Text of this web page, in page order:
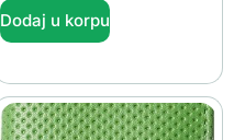
Dodaj u korpu